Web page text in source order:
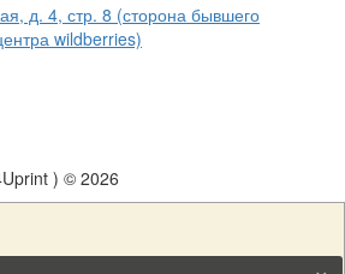
д. 4, стр. 8 (сторона бывшего
wildberries)
) © 2026